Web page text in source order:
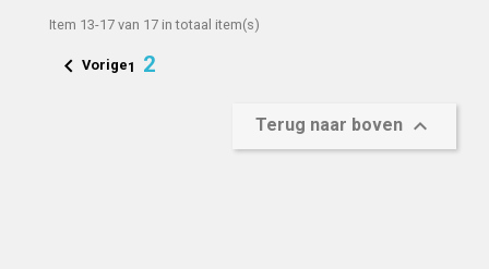
Item 13-17 van 17 in totaal item(s)
 Vorige1 2
Terug naar boven 